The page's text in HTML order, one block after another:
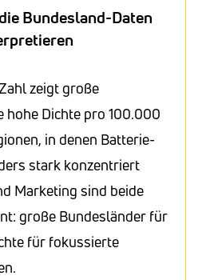
Bundesland-Daten
zeigt große
hohe Dichte pro 100.000
in denen Batterie-
stark konzentriert
Marketing sind beide
große Bundesländer für
für fokussierte